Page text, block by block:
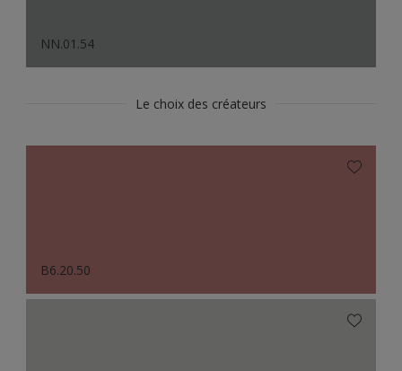
NN.01.54
Le choix des créateurs
B6.20.50